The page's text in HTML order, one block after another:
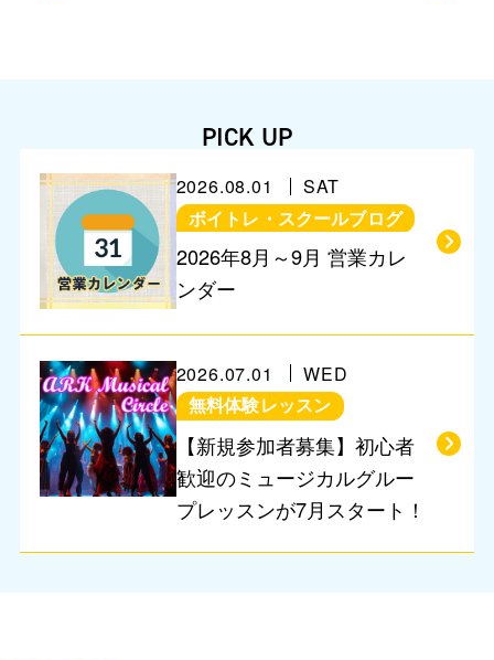
PICK UP
2026.08.01 SAT
ボイトレ・スクールブログ
営業に関するお知らせ
2026年8月～9月 営業カレ
ンダー
2026.07.01 WED
無料体験レッスン
【新規参加者募集】初心者
歓迎のミュージカルグルー
プレッスンが7月スタート！